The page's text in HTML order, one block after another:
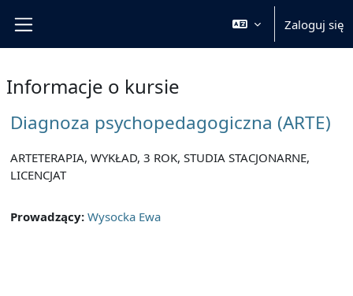
Zaloguj się
Informacje o kursie
Diagnoza psychopedagogiczna (ARTE)
ARTETERAPIA, WYKŁAD, 3 ROK, STUDIA STACJONARNE,
LICENCJAT
Prowadzący: Wysocka Ewa